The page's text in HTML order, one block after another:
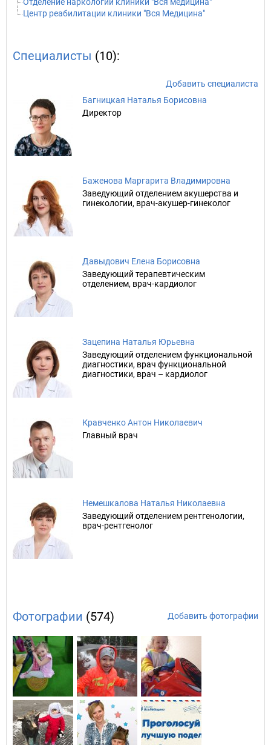
Центр реабилитации клиники "Вся Медицина"
Специалисты (10):
Добавить специалиста
Багницкая Наталья Борисовна
Директор
Баженова Маргарита Владимировна
Заведующий отделением акушерства и
гинекологии, врач-акушер-гинеколог
Давыдович Елена Борисовна
Заведующий терапевтическим
отделением, врач-кардиолог
Зацепина Наталья Юрьевна
Заведующий отделением функциональной
диагностики, врач функциональной
диагностики, врач – кардиолог
Кравченко Антон Николаевич
Главный врач
Немешкалова Наталья Николаевна
Заведующий отделением рентгенологии,
врач-рентгенолог
Фотографии (574) Добавить фотографии